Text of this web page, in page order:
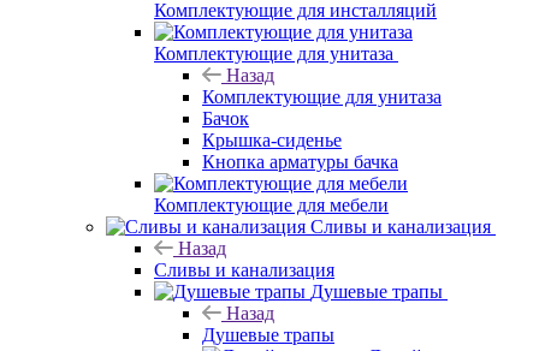
креплений
Ручки
Комплектующие для душевых кабины
Комплектующие для инсталляций
Комплектующие для унитаза
Назад
Комплектующие для унитаза
Бачок
Крышка-сиденье
Кнопка арматуры бачка
Комплектующие для мебели
Сливы и канализация